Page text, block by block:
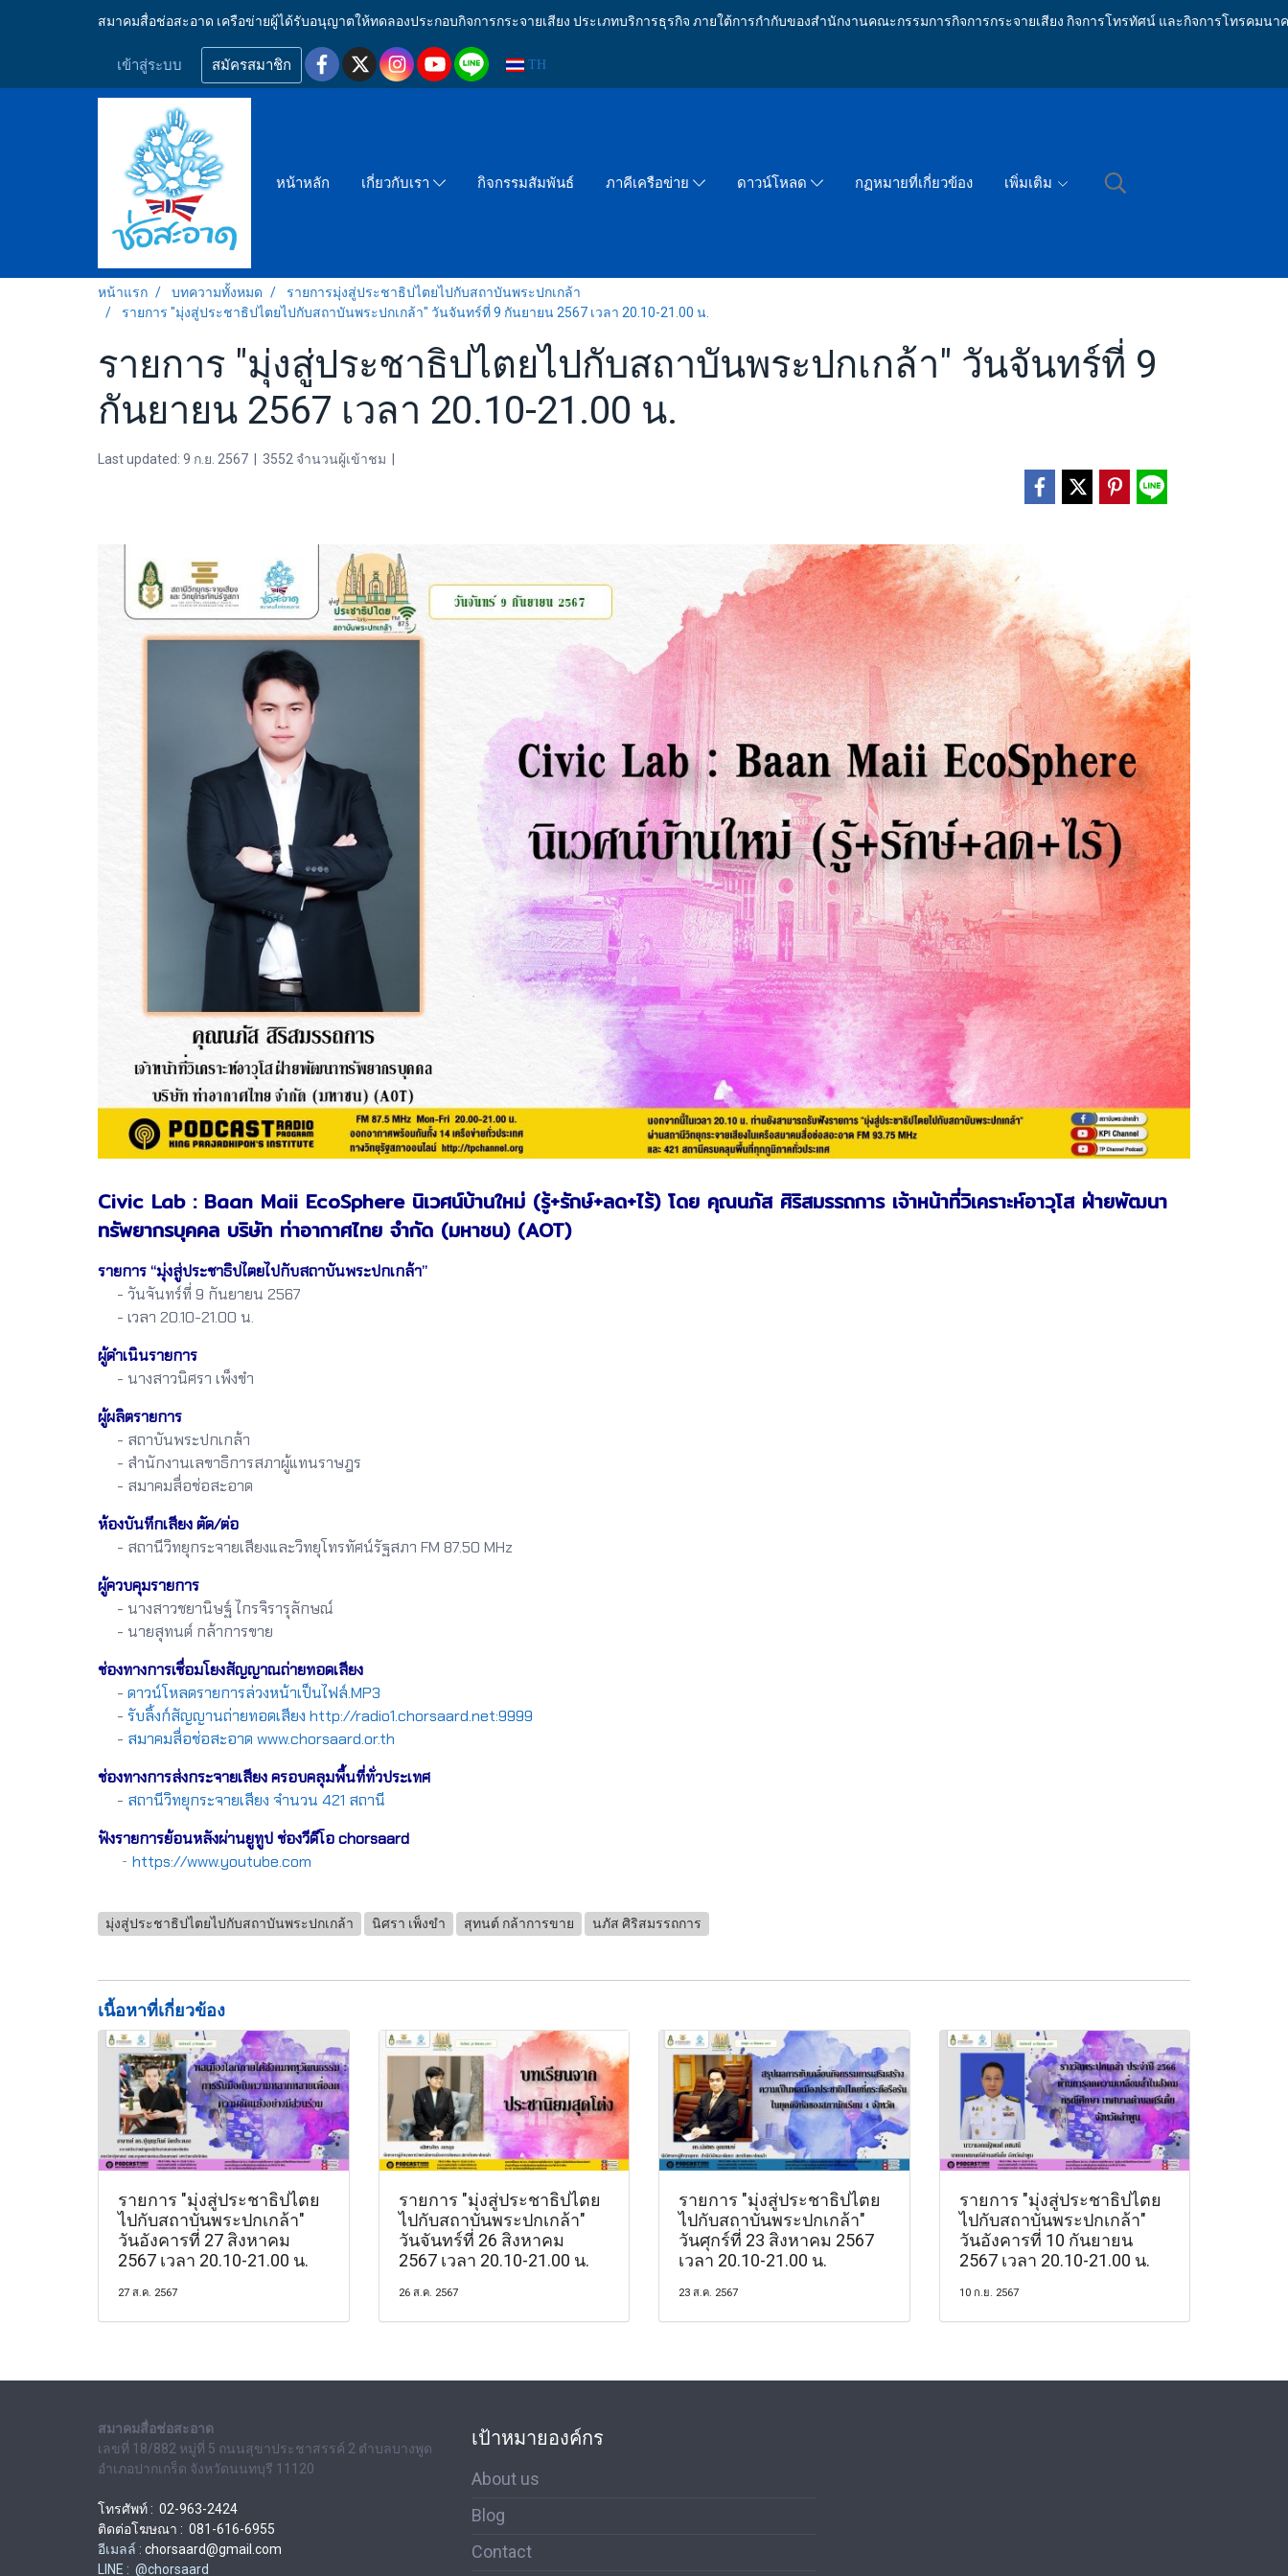
สมาคมสื่อช่อสะอาด เครือข่ายผู้ได้รับอนุญาตให้ทดลองประกอบกิจการกระจายเสียง ประเภทบริการธุรกิจ ภายใต้การกำกับของสำนักงานคณะกรรมการกิจการกระจายเสียง กิจการโทรทัศน์ และกิจการโทรคมนา
เข้าสู่ระบบ สมัครสมาชิก TH
หน้าหลัก เกี่ยวกับเรา กิจกรรมสัมพันธ์ ภาคีเครือข่าย ดาวน์โหลด กฏหมายที่เกี่ยวข้อง เพิ่มเติม
หน้าแรก บทความทั้งหมด
รายการมุ่งสู่ประชาธิปไตยไปกับสถาบันพระปกเกล้า
รายการ "มุ่งสู่ประชาธิปไตยไปกับสถาบันพระปกเกล้า" วันจันทร์ที่ 9 กันยายน 2567 เวลา 20.10-21.00 น.
รายการ "มุ่งสู่ประชาธิปไตยไปกับสถาบันพระปกเกล้า" วันจันทร์ที่ 9
กันยายน 2567 เวลา 20.10-21.00 น.
Last updated: 9 ก.ย. 2567 3552 จำนวนผู้เข้าชม
Civic Lab : Baan Maii EcoSphere นิเวศน์บ้านใหม่ (รู้+รักษ์+ลด+ไร้) โดย คุณนภัส ศิริสมรรถการ เจ้าหน้าที่วิเคราะห์อาวุโส ฝ่ายพัฒนา
ทรัพยากรบุคคล บริษัท ท่าอากาศไทย จำกัด (มหาชน) (AOT)
รายการ “มุ่งสู่ประชาธิปไตยไปกับสถาบันพระปกเกล้า”
- วันจันทร์ที่ 9 กันยายน 2567
- เวลา 20.10-21.00 น.
ผู้ดำเนินรายการ
- นางสาวนิศรา เพ็งขำ
ผู้ผลิตรายการ
- สถาบันพระปกเกล้า
- สำนักงานเลขาธิการสภาผู้แทนราษฎร
- สมาคมสื่อช่อสะอาด
ห้องบันทึกเสียง ตัด/ต่อ
- สถานีวิทยุกระจายเสียงและวิทยุโทรทัศน์รัฐสภา FM 87.50 MHz
ผู้ควบคุมรายการ
- นางสาวชยานิษฐ์ ไกรจิรารุลักษณ์
- นายสุทนต์ กล้าการขาย
ช่องทางการเชื่อมโยงสัญญาณถ่ายทอดเสียง
- ดาวน์โหลดรายการล่วงหน้าเป็นไฟล์.MP3
- รับลิ้งก์สัญญานถ่ายทอดเสียง http://radio1.chorsaard.net:9999
- สมาคมสื่อช่อสะอาด www.chorsaard.or.th
ช่องทางการส่งกระจายเสียง ครอบคลุมพื้นที่ทั่วประเทศ
- สถานีวิทยุกระจายเสียง จำนวน 421 สถานี
ฟังรายการย้อนหลังผ่านยูทูป ช่องวีดีโอ chorsaard
- https://www.youtube.com
มุ่งสู่ประชาธิปไตยไปกับสถาบันพระปกเกล้า นิศรา เพ็งขำ สุทนต์ กล้าการขาย นภัส ศิริสมรรถการ
เนื้อหาที่เกี่ยวข้อง
รายการ "มุ่งสู่ประชาธิปไตย
ไปกับสถาบันพระปกเกล้า"
วันอังคารที่ 27 สิงหาคม
2567 เวลา 20.10-21.00 น.
27 ส.ค. 2567
รายการ "มุ่งสู่ประชาธิปไตย
ไปกับสถาบันพระปกเกล้า"
วันจันทร์ที่ 26 สิงหาคม
2567 เวลา 20.10-21.00 น.
26 ส.ค. 2567
รายการ "มุ่งสู่ประชาธิปไตย
ไปกับสถาบันพระปกเกล้า"
วันศุกร์ที่ 23 สิงหาคม 2567
เวลา 20.10-21.00 น.
23 ส.ค. 2567
รายการ "มุ่งสู่ประชาธิปไตย
ไปกับสถาบันพระปกเกล้า"
วันอังคารที่ 10 กันยายน
2567 เวลา 20.10-21.00 น.
10 ก.ย. 2567
สมาคมสื่อช่อสะอาด
เลขที่ 18/882 หมู่ที่ 5 ถนนสุขาประชาสรรค์ 2 ตำบลบางพูด
อำเภอปากเกร็ด จังหวัดนนทบุรี 11120
โทรศัพท์ : 02-963-2424
ติดต่อโฆษณา : 081-616-6955
อีเมลล์ : chorsaard@gmail.com
LINE : @chorsaard
เป้าหมายองค์กร
About us
Blog
Contact